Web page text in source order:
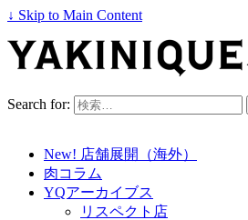
↓ Skip to Main Content
Search for:
New! 店舗展開（海外）
肉コラム
YQアーカイブス
リスペクト店